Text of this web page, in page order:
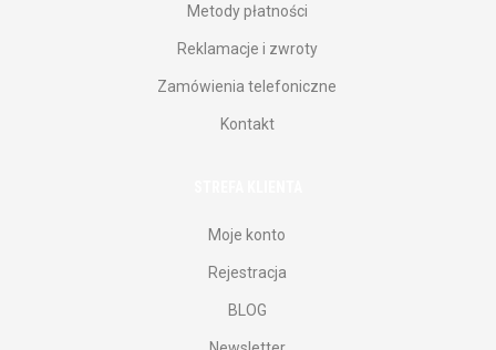
Metody płatności
Reklamacje i zwroty
Zamówienia telefoniczne
Kontakt
Moje konto
Rejestracja
BLOG